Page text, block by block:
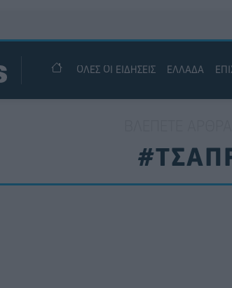
ΟΛΕΣ ΟΙ ΕΙΔΗΣΕΙΣ ΕΛΛΑΔΑ